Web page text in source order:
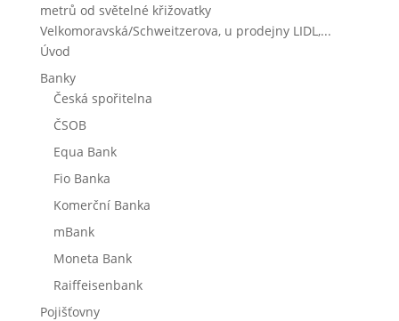
metrů od světelné křižovatky
Velkomoravská/Schweitzerova, u prodejny LIDL,...
Úvod
Banky
Česká spořitelna
ČSOB
Equa Bank
Fio Banka
Komerční Banka
mBank
Moneta Bank
Raiffeisenbank
Pojišťovny